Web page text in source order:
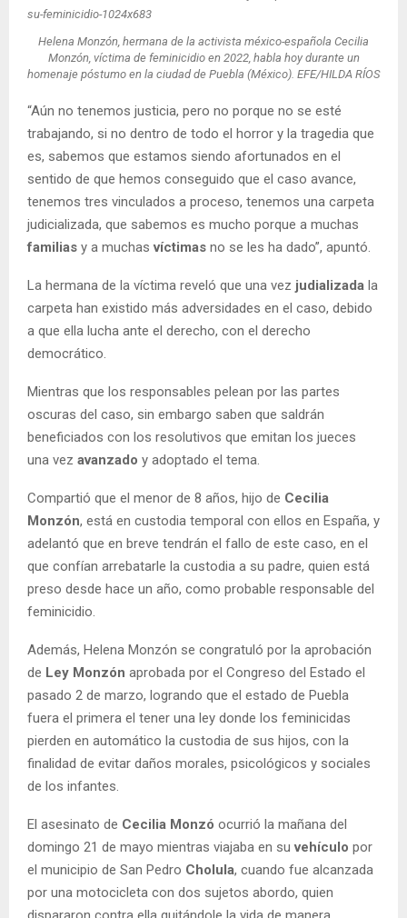
Helena Monzón, hermana de la activista méxico-española Cecilia
Monzón, víctima de feminicidio en 2022, habla hoy durante un
homenaje póstumo en la ciudad de Puebla (México). EFE/HILDA RÍOS
“Aún no tenemos justicia, pero no porque no se esté
trabajando, si no dentro de todo el horror y la tragedia que
es, sabemos que estamos siendo afortunados en el
sentido de que hemos conseguido que el caso avance,
tenemos tres vinculados a proceso, tenemos una carpeta
judicializada, que sabemos es mucho porque a muchas
familias y a muchasvíctimas no se les ha dado”, apuntó.
La hermana de la víctima reveló que una vez judializada la
carpeta han existido más adversidades en el caso, debido
a que ella lucha ante el derecho, con el derecho
democrático.
Mientras que los responsables pelean por las partes
oscuras del caso, sin embargo saben que saldrán
beneficiados con los resolutivos que emitan los jueces
una vez avanzado y adoptado el tema.
Compartió que el menor de 8 años, hijo de Cecilia
Monzón, está en custodia temporal con ellos en España, y
adelantó que en breve tendrán el fallo de este caso, en el
que confían arrebatarle la custodia a su padre, quien está
preso desde hace un año, como probable responsable del
feminicidio.
Además, Helena Monzón se congratuló por la aprobación
de Ley Monzón aprobada por el Congreso del Estado el
pasado 2 de marzo, logrando que el estado de Puebla
fuera el primera el tener una ley donde los feminicidas
pierden en automático la custodia de sus hijos, con la
finalidad de evitar daños morales, psicológicos y sociales
de los infantes.
El asesinato de Cecilia Monzó ocurrió la mañana del
domingo 21 de mayo mientras viajaba en suvehículo por
el municipio de San Pedro Cholula, cuando fue alcanzada
por una motocicleta con dos sujetos abordo, quien